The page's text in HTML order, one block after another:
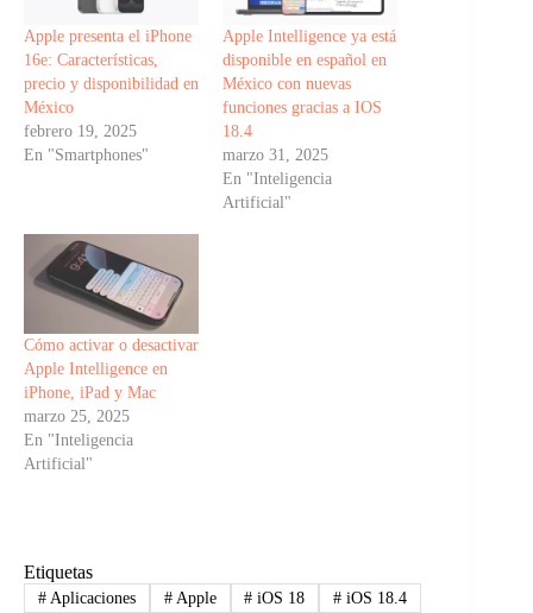
Apple presenta el iPhone
16e: Características,
precio y disponibilidad en
México
febrero 19, 2025
En "Smartphones"
Apple Intelligence ya está
disponible en español en
México con nuevas
funciones gracias a IOS
18.4
marzo 31, 2025
En "Inteligencia
Artificial"
Cómo activar o desactivar
Apple Intelligence en
iPhone, iPad y Mac
marzo 25, 2025
En "Inteligencia
Artificial"
Etiquetas
#Aplicaciones #Apple # iOS 18 # iOS 18.4